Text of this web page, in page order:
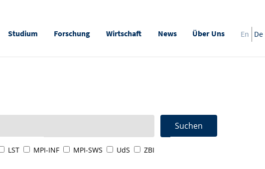
Studium Forschung Wirtschaft News Über Uns En De
LST MPI-INF MPI-SWS UdS ZBI